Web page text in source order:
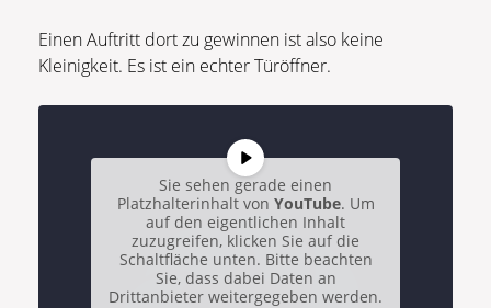
Einen Auftritt dort zu gewinnen ist also keine
Kleinigkeit. Es ist ein echter Türöffner.
Sie sehen gerade einen
Platzhalterinhalt von YouTube. Um
auf den eigentlichen Inhalt
zuzugreifen, klicken Sie auf die
Schaltfläche unten. Bitte beachten
Sie, dass dabei Daten an
Drittanbieter weitergegeben werden.